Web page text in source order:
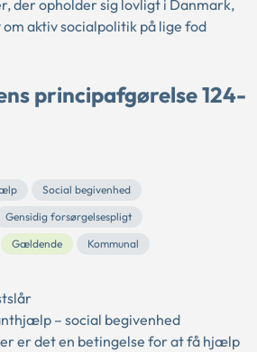
der opholder sig lovligt i Danmark,
aktiv socialpolitik på lige fod
principafgørelse 124-
Social begivenhed
Gensidig forsørgelsespligt
Gældende Kommunal
– social begivenhed
er det en betingelse for at få hjælp